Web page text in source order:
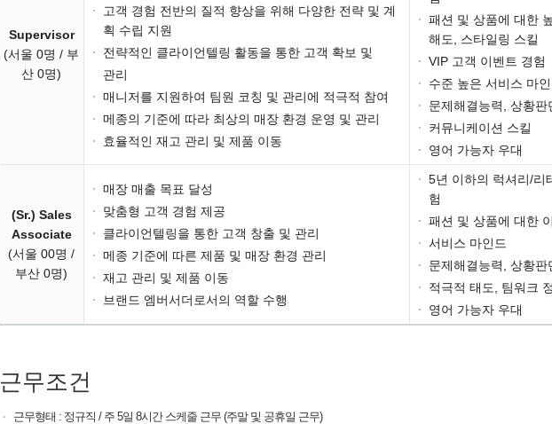
Supervisor
(서울 0명 / 부
산 0명)
·
고객 경험 전반의 질적 향상을 위해 다양한 전략 및 계
획 수립 지원
·
전략적인 클라이언텔링 활동을 통한 고객 확보 및
관리
· 매니저를 지원하여 팀원 코칭 및 관리에 적극적 참여
· 메종의 기준에 따라 최상의 매장 환경 운영 및 관리
·
효율적인 재고 관리 및 제품 이동
· 패션 및 상품에 대한
해도, 스타일링 스킬
· VIP 고객 이벤트 경험
·
수준 높은 서비스 마
·
문제해결능력, 상황판
·
커뮤니케이션 스킬
·
영어 가능자 우대
(Sr.) Sales
Associate
(서울 00명 /
부산 0명)
· 매장 매출 목표 달성
·
맞춤형 고객 경험 제공
·
클라이언텔링을 통한 고객 창출 및 관리
· 메종 기준에 따른 제품 및 매장 환경 관리
· 재고 관리 및 제품 이동
·
브랜드 엠버서더로서의 역할 수행
· 5년 이하의 럭셔리/리
험
· 패션 및 상품에 대한
· 서비스 마인드
·
문제해결능력, 상황판
·
적극적 태도, 팀워크
·
영어 가능자 우대
근무조건
·
근무형태 : 정규직 / 주 5일 8시간 스케줄 근무 (주말 및 공휴일 근무)